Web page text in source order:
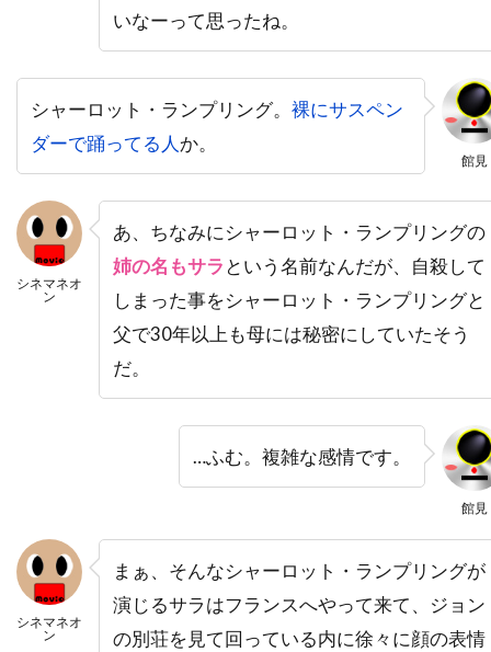
ハーヴ・シュナイド
バディ・ジョンソン
バトル・デイヴィス
バヤ・ベラル
バリー・M・オズボーン
バリー・ケンプ
バリー・タブ
バリー・ネルソン
バリー・ペッパー
バンダイビジュアル
バージニア・グレッグ
バート・ランカスター
バート・レムゼン
バーナード・ハーマン
バーナード・ベリュー
バーニー・クラーク
バーニー・ピリング[1]
バーバラ・ハーシー
バーバラ・ヘイル
バーバラ・ベル・ゲデス
バーリン・ブリスタイン
パク・チア
いなーって思ったね。
館見
シャーロット・ランプリング。 裸にサスペン
ダーで踊ってる人か。
シネマネオ
ン
あ、ちなみにシャーロット・ランプリングの
姉の名もサラ という名前なんだが、自殺して
しまった事をシャーロット・ランプリングと
父で30年以上も母には秘密にしていたそう
だ。
館見
…ふむ。複雑な感情です。
シネマネオ
ン
まぁ、そんなシャーロット・ランプリングが
演じるサラはフランスへやって来て、ジョン
の別荘を見て回っている内に徐々に顔の表情